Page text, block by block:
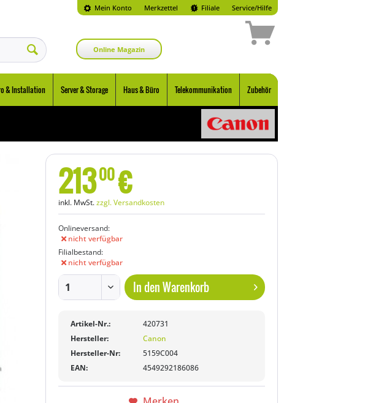
Mein Konto Merkzettel Filiale Service/Hilfe
Online Magazin
& Installation Server & Storage Haus & Büro Telekommunikation Zubehör
21300€
inkl. MwSt.zzgl. Versandkosten
Onlineversand:
nicht verfügbar
Filialbestand:
nicht verfügbar
In denWarenkorb
Artikel-Nr.:
420731
Hersteller:
Canon
Hersteller-Nr:
5159C004
EAN:
4549292186086